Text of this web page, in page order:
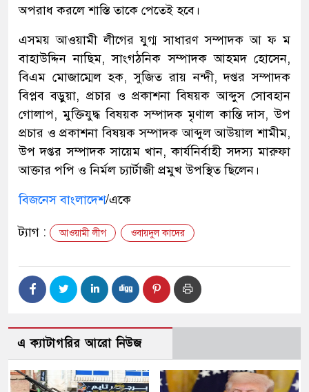
অপরাধ করলে শাস্তি তাকে পেতেই হবে।
এসময় আওয়ামী লীগের যুগ্ম সাধারণ সম্পাদক আ ফ ম
বাহাউদ্দিন নাছিম, সাংগঠনিক সম্পাদক আহমদ হোসেন,
বিএম মোজাম্মেল হক, সুজিত রায় নন্দী, দপ্তর সম্পাদক
বিপ্লব বড়ুয়া, প্রচার ও প্রকাশনা বিষয়ক আব্দুস সোবহান
গোলাপ, মুক্তিযুদ্ধ বিষয়ক সম্পাদক মৃণাল কান্তি দাস, উপ
প্রচার ও প্রকাশনা বিষয়ক সম্পাদক আব্দুল আউয়াল শামীম,
উপ দপ্তর সম্পাদক সায়েম খান, কার্যনির্বাহী সদস্য মারুফা
আক্তার পপি ও নির্মল চ্যার্টাজী প্রমুখ উপস্থিত ছিলেন।
বিজনেস বাংলাদেশ/একে
ট্যাগ : আওয়ামী লীগ ওবায়দুল কাদের
এ ক্যাটাগরির আরো নিউজ